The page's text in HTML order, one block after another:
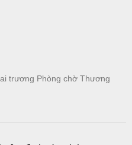
trương Phòng chờ Thương